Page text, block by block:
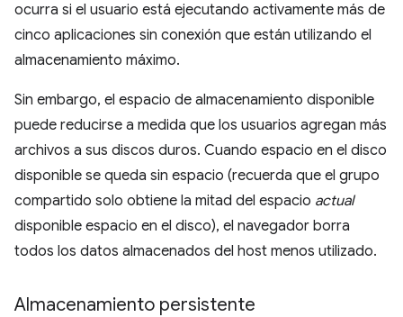
ocurra si el usuario está ejecutando activamente más de
cinco aplicaciones sin conexión que están utilizando el
almacenamiento máximo.
Sin embargo, el espacio de almacenamiento disponible
puede reducirse a medida que los usuarios agregan más
archivos a sus discos duros. Cuando espacio en el disco
disponible se queda sin espacio (recuerda que el grupo
compartido solo obtiene la mitad del espacio actual
disponible espacio en el disco), el navegador borra
todos los datos almacenados del host menos utilizado.
Almacenamiento persistente